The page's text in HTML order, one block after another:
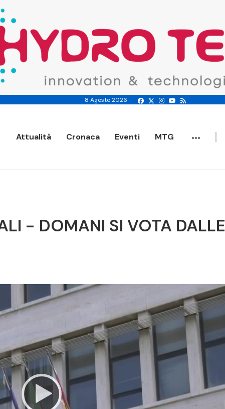
8 Agosto 2026
Attualità Cronaca Eventi MTG ...
- DOMANI SI VOTA DALLE
Player